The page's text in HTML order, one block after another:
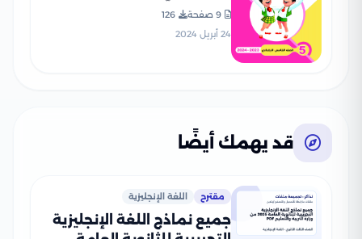
للصف الخامس الابتدائي مع
إجاباتها النموذجية
9 صفحة
126
24 أبريل 2024
قد يهمك أيضًا
مقترح اللغة الإنجليزية
جميع نماذج اللغة الإنجليزية